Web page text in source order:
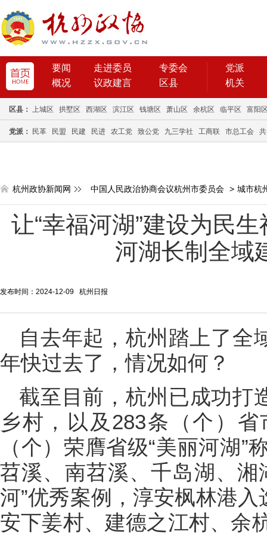
要闻 走进委员
专委会
概况
议政建言 区县
党派
机关
区县： 上城区 拱墅区 西湖区 滨江区 钱塘区 萧山区 余杭区 临平区 富阳
党派： 民革 民盟 民建 民进 农工党 致公党 九三学社 工商联 市总工会
杭州政协新闻网 中国人民政治协商会议杭州市委员会 > 城市杭
让“幸福河湖”建设为民
河湖长制全域
发布时间：2024-12-09 杭州日报
自去年起，杭州踏上了全
年快过去了，情况如何？
截至目前，杭州已成功打
乡村，以及283条（个）
（个）荣膺省级“美丽河湖
苕溪、南苕溪、千岛湖、湘
河”优秀案例，淳安枫林港
安下姜村、建德之江村、余